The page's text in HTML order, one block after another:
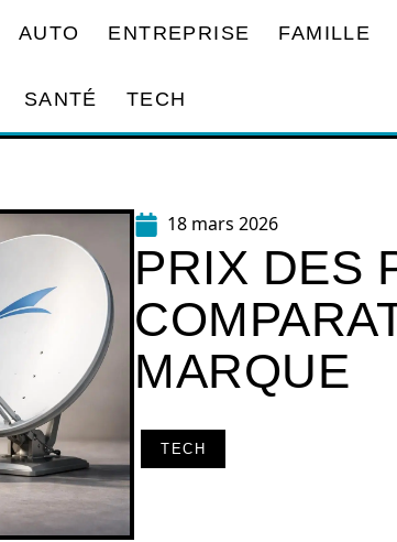
AUTO ENTREPRISE FAMILLE
SANTÉ TECH
18 mars 2026
PRIX DES
MARQUE
TECH